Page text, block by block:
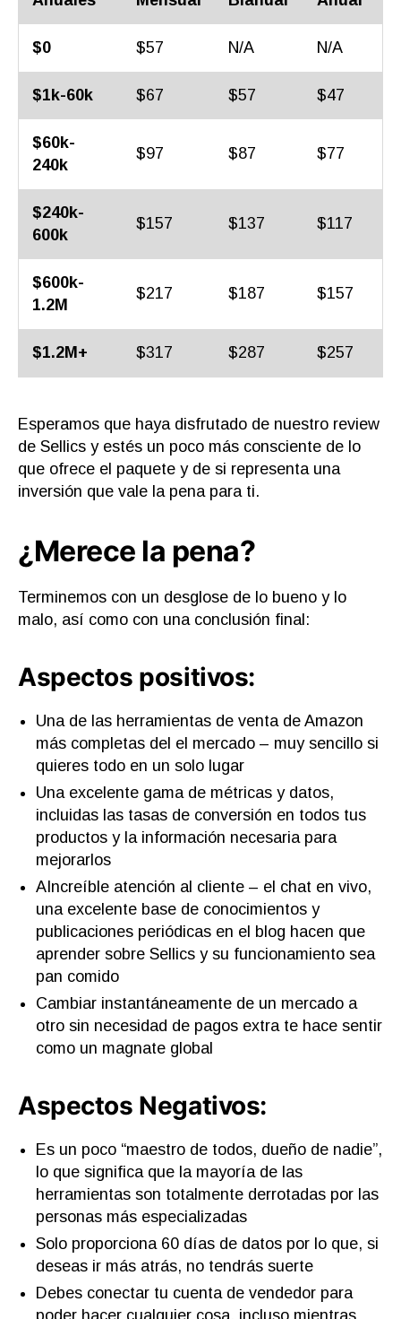
$0 $57 N/A N/A
$1k-60k $67 $57 $47
$60k-
240k
$97 $87 $77
$240k-
600k
$157 $137 $117
$600k-
1.2M
$217 $187 $157
$1.2M+ $317 $287 $257
Esperamos que haya disfrutado de nuestro review
de Sellics y estés un poco más consciente de lo
que ofrece el paquete y de si representa una
inversión que vale la pena para ti.
¿Merece la pena?
Terminemos con un desglose de lo bueno y lo
malo, así como con una conclusión final:
Aspectos positivos:
Una de las herramientas de venta de Amazon
más completas del el mercado – muy sencillo si
quieres todo en un solo lugar
Una excelente gama de métricas y datos,
incluidas las tasas de conversión en todos tus
productos y la información necesaria para
mejorarlos
AIncreíble atención al cliente – el chat en vivo,
una excelente base de conocimientos y
publicaciones periódicas en el blog hacen que
aprender sobre Sellics y su funcionamiento sea
pan comido
Cambiar instantáneamente de un mercado a
otro sin necesidad de pagos extra te hace sentir
como un magnate global
Aspectos Negativos:
Es un poco “maestro de todos, dueño de nadie”,
lo que significa que la mayoría de las
herramientas son totalmente derrotadas por las
personas más especializadas
Solo proporciona 60 días de datos por lo que, si
deseas ir más atrás, no tendrás suerte
Debes conectar tu cuenta de vendedor para
poder hacer cualquier cosa, incluso mientras